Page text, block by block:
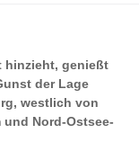
hinzieht, genießt
der Lage
westlich von
und Nord-Ostsee-